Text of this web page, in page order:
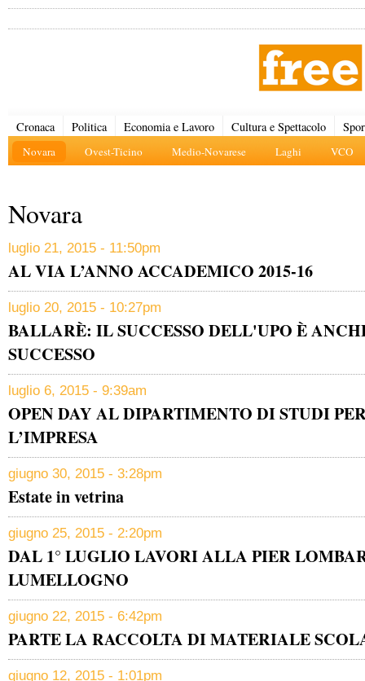
Cronaca Politica Economia e Lavoro Cultura e Spettacolo
Novara Ovest-Ticino Medio-Novarese Laghi VCO
Novara
luglio 21, 2015 - 11:50pm
AL VIA L’ANNO ACCADEMICO 2015-16
luglio 20, 2015 - 10:27pm
BALLARÈ: IL SUCCESSO DELL'UPO È
SUCCESSO
luglio 6, 2015 - 9:39am
OPEN DAY AL DIPARTIMENTO DI STUDI
L’IMPRESA
giugno 30, 2015 - 3:28pm
Estate in vetrina
giugno 25, 2015 - 2:20pm
DAL 1° LUGLIO LAVORI ALLA PIER
LUMELLOGNO
giugno 22, 2015 - 6:42pm
PARTE LA RACCOLTA DI MATERIALE
giugno 12, 2015 - 1:01pm